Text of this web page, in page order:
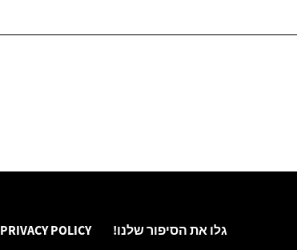
גלו את הסיפור שלנו! PRIVACY POLICY